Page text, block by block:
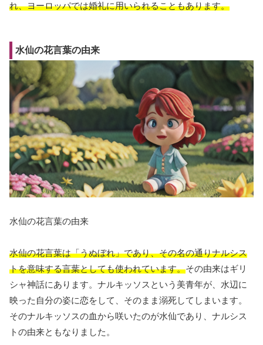
れ、ヨーロッパでは婚礼に用いられることもあります。
水仙の花言葉の由来
水仙の花言葉の由来
水仙の花言葉は「うぬぼれ」であり、その名の通りナルシス
トを意味する言葉としても使われています。その由来はギリ
シャ神話にあります。ナルキッソスという美青年が、水辺に
映った自分の姿に恋をして、そのまま溺死してしまいます。
そのナルキッソスの血から咲いたのが水仙であり、ナルシス
トの由来ともなりました。